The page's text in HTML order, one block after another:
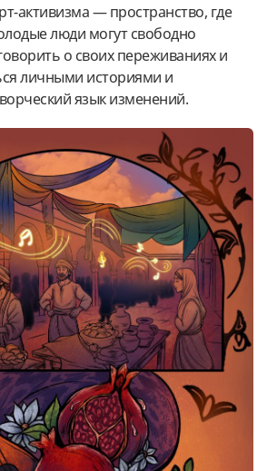
активизма — пространство, где
люди могут свободно
о своих переживаниях и
личными историями и
язык изменений.